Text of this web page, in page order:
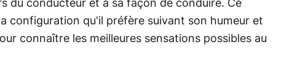
du conducteur et à sa façon de conduire. Ce
configuration qu'il préfère suivant son humeur et
connaître les meilleures sensations possibles au